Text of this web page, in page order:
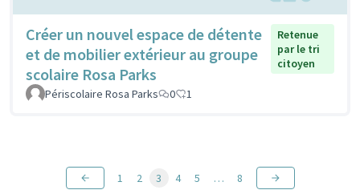
Créer un nouvel espace de détente
et de mobilier extérieur au groupe
scolaire Rosa Parks
Retenue
par le tri
citoyen
Périscolaire Rosa Parks 0 1
1 2 3 4 5 … 8